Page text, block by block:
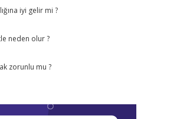
iyi gelir mi ?
neden olur ?
zorunlu mu ?